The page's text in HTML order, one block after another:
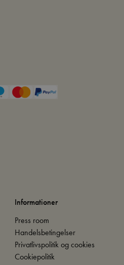
Informationer
Press room
Handelsbetingelser
Privatlivspolitik og cookies
Cookiepolitik